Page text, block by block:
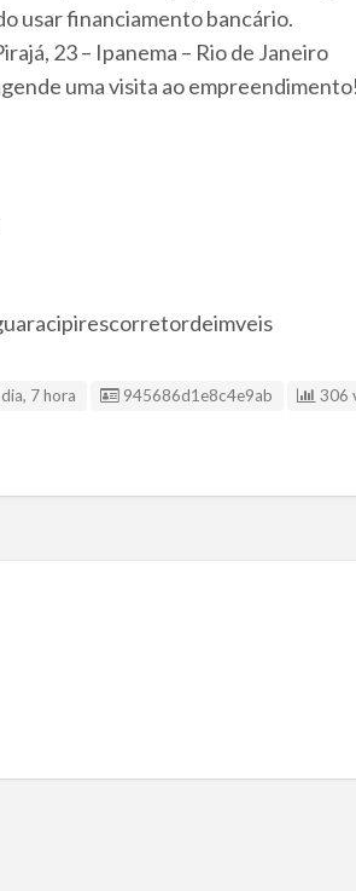
usar financiamento bancário.
23 – Ipanema – Rio de Janeiro
uma visita ao empreendimento!
7 hora Listing ID
945686d1e8c4e9ab 306